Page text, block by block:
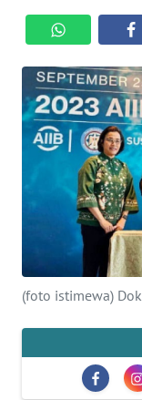
(foto istimewa)
SERBA-
SERBI
HUKRIM
PERISTIWA
Informasi
INDEKS
BERITA